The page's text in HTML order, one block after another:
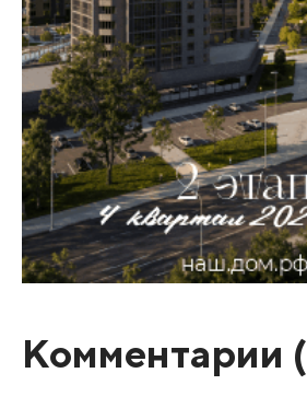
Комментарии (